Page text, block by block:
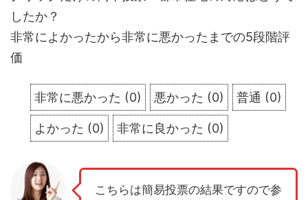
したか？
非常によかったから非常に悪かったまでの5段階評
価
非常に悪かった (0) 悪かった (0) 普通 (0)
よかった (0) 非常に良かった (0)
こちらは簡易投票の結果ですので参